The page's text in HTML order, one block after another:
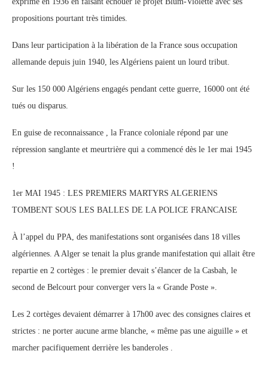
propositions pourtant très timides.
Dans leur participation à la libération de la France sous occupation
allemande depuis juin 1940, les Algériens paient un lourd tribut.
Sur les 150 000 Algériens engagés pendant cette guerre, 16000 ont été
tués ou disparus.
En guise de reconnaissance , la France coloniale répond par une
répression sanglante et meurtrière qui a commencé dès le 1er mai 1945
!
1er MAI 1945 : LES PREMIERS MARTYRS ALGERIENS
TOMBENT SOUS LES BALLES DE LA POLICE FRANCAISE
À l’appel du PPA, des manifestations sont organisées dans 18 villes
algériennes. A Alger se tenait la plus grande manifestation qui allait être
repartie en 2 cortèges : le premier devait s’élancer de la Casbah, le
second de Belcourt pour converger vers la « Grande Poste ».
Les 2 cortèges devaient démarrer à 17h00 avec des consignes claires et
strictes : ne porter aucune arme blanche, « même pas une aiguille » et
marcher pacifiquement derrière les banderoles .